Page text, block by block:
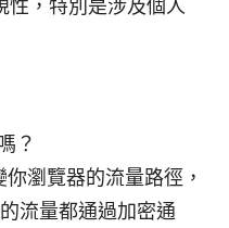
性，特別是涉及個人
？
瀏覽器的流量路徑，
流量都通過加密通